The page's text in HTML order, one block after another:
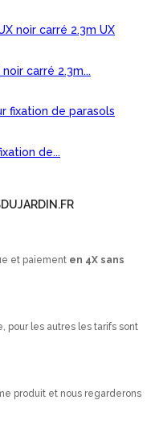
carré 2.3m...
de...
et paiement en 4X sans
pour les autres les tarifs sont
produit et nous regarderons